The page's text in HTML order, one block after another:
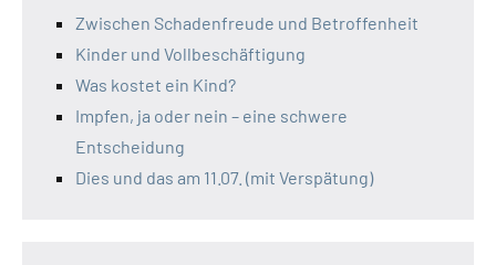
Zwischen Schadenfreude und Betroffenheit
Kinder und Vollbeschäftigung
Was kostet ein Kind?
Impfen, ja oder nein – eine schwere
Entscheidung
Dies und das am 11.07. (mit Verspätung)